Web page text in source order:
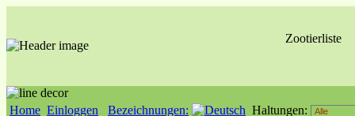
Zootierliste
Home Einloggen Bezeichnungen: Haltungen: